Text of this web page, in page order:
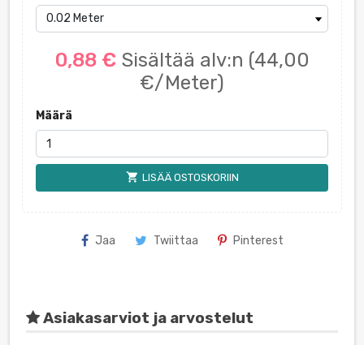
0,88 € Sisältää alv:n (44,00
€/Meter)
Määrä
shopping_cart LISÄÄ OSTOSKORIIN
Jaa Twiittaa Pinterest
Asiakasarviot ja arvostelut